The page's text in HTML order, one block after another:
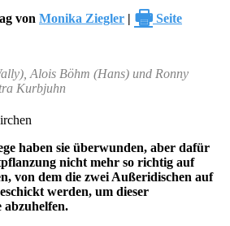
von Monika Ziegler | 🖶 Seite
Alois Böhm (Hans) und Ronny
Kurbjuhn
haben sie überwunden, aber dafür
nicht mehr so richtig auf
von dem die zwei Außeridischen auf
werden, um dieser
abzuhelfen.